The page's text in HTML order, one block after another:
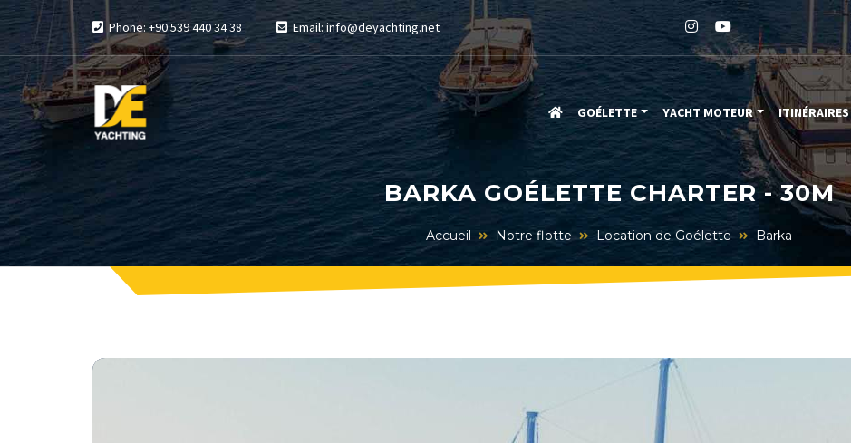
Phone: +90 539 440 34 38 Email: info@deyachting.net
GOÉLETTE YACHT MOTEUR ITINÉRAIRES
BARKA GOÉLETTE CHARTER - 30M
Accueil Notre flotte Location de Goélette Barka